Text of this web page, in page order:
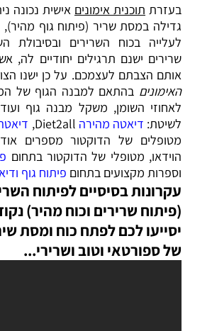
בעזרת תוכנית אימונים אישית נכונה
גדילה במסת שריר (פיתוח גוף מהיר),
לעלייה בכוח השרירים ובסיבולת
שרירים ישנם תרגילים יחודיים לה,
אותם הצבתם לעצמכם. על כן ישנו
האימונים בהתאם למבנה הגוף של
לאחוזי השומן, משקל מבנה גוף
לשיטת: דיאטה מהירה Diet2all,
מטופלים של הדוקטור מספרים
הוידאו, מטופלי של הדוקטור בתחום
וספרות מקצועים בתחום פיתוח גוף
עקרונות בסיסיים לפיתוח
(פיתוח שרירים וכוח מהיר)
יסייעו לכם לפתח כוח ומסת
של ספורטאי וטוב ושרירי...